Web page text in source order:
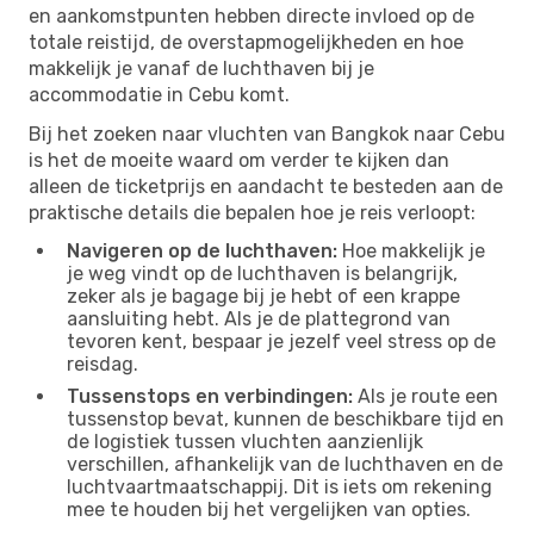
en aankomstpunten hebben directe invloed op de
totale reistijd, de overstapmogelijkheden en hoe
makkelijk je vanaf de luchthaven bij je
accommodatie in Cebu komt.
Bij het zoeken naar vluchten van Bangkok naar Cebu
is het de moeite waard om verder te kijken dan
alleen de ticketprijs en aandacht te besteden aan de
praktische details die bepalen hoe je reis verloopt:
Navigeren op de luchthaven: Hoe makkelijk je
je weg vindt op de luchthaven is belangrijk,
zeker als je bagage bij je hebt of een krappe
aansluiting hebt. Als je de plattegrond van
tevoren kent, bespaar je jezelf veel stress op de
reisdag.
Tussenstops en verbindingen: Als je route een
tussenstop bevat, kunnen de beschikbare tijd en
de logistiek tussen vluchten aanzienlijk
verschillen, afhankelijk van de luchthaven en de
luchtvaartmaatschappij. Dit is iets om rekening
mee te houden bij het vergelijken van opties.